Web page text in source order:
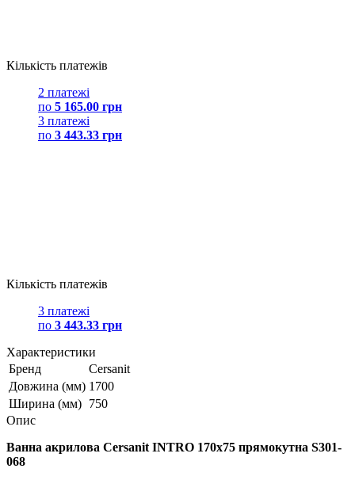
Кількість платежів
2 платежі
по 5 165.00 грн
3 платежі
по 3 443.33 грн
Кількість платежів
3 платежі
по 3 443.33 грн
Характеристики
Бренд
Cersanit
Довжина (мм) 1700
Ширина (мм) 750
Опис
Ванна акрилова Cersanit INTRO 170х75 прямокутна S301-
068